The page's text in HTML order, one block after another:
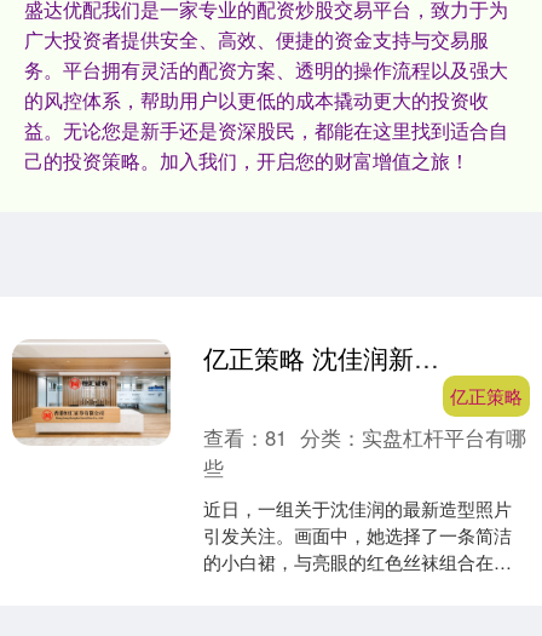
盛达优配我们是一家专业的配资炒股交易平台，致力于为
广大投资者提供安全、高效、便捷的资金支持与交易服
务。平台拥有灵活的配资方案、透明的操作流程以及强大
的风控体系，帮助用户以更低的成本撬动更大的投资收
益。无论您是新手还是资深股民，都能在这里找到适合自
己的投资策略。加入我们，开启您的财富增值之旅！
亿正策略 沈佳润新照火了：白色短裙配亮红丝袜，活力造型吸睛
亿正策略
查看：81 分类： 实盘杠杆平台有哪
些
近日，一组关于沈佳润的最新造型照片
引发关注。画面中，她选择了一条简洁
的小白裙，与亮眼的红色丝袜组合在一